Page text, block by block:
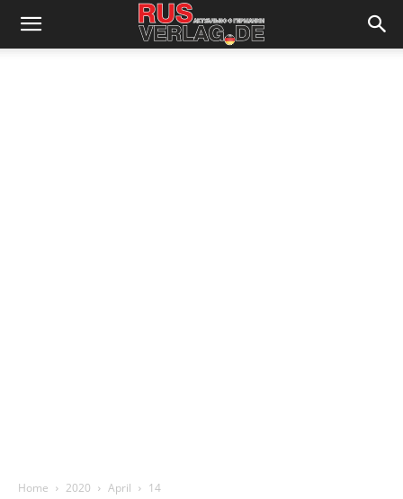
Home 2020 April 14